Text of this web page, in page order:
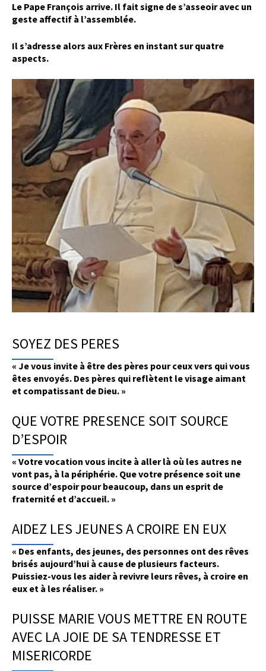
Le Pape François arrive. Il fait signe de s’asseoir avec un
geste affectif à l’assemblée.
Il s’adresse alors aux Frères en instant sur quatre
aspects.
SOYEZ DES PERES
« Je vous invite à être des pères pour ceux vers qui vous
êtes envoyés. Des pères qui reflètent le visage aimant
et compatissant de Dieu. »
QUE VOTRE PRESENCE SOIT SOURCE
D’ESPOIR
« Votre vocation vous incite à aller là où les autres ne
vont pas, à la périphérie. Que votre présence soit une
source d’espoir pour beaucoup, dans un esprit de
fraternité et d’accueil. »
AIDEZ LES JEUNES A CROIRE EN EUX
« Des enfants, des jeunes, des personnes ont des rêves
brisés aujourd’hui à cause de plusieurs facteurs.
Puissiez-vous les aider à revivre leurs rêves, à croire en
eux et à les réaliser. »
PUISSE MARIE VOUS METTRE EN ROUTE
AVEC LA JOIE DE SA TENDRESSE ET
MISERICORDE